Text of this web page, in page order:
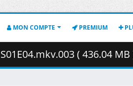
MON COMPTE PREMIUM
( 436.04 MB